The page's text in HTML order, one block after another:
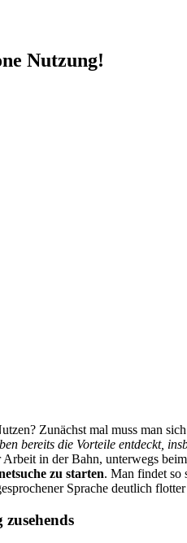
Nutzung!
Zunächst mal muss man
bereits die Vorteile entdeckt,
in der Bahn, unterwegs
zu starten. Man findet so
Sprache deutlich